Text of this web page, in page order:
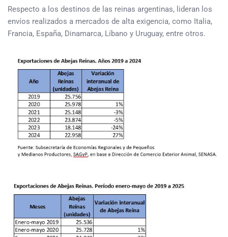
Respecto a los destinos de las reinas argentinas, lideran los
envíos realizados a mercados de alta exigencia, como Italia,
Francia, España, Dinamarca, Líbano y Uruguay, entre otros.